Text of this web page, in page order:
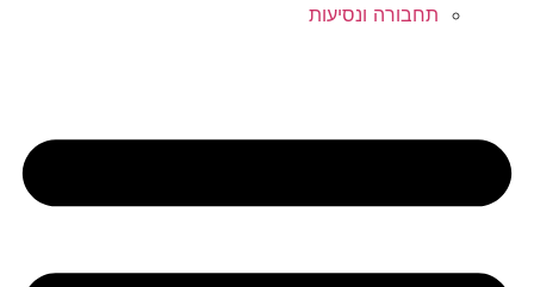
תחבורה ונסיעות